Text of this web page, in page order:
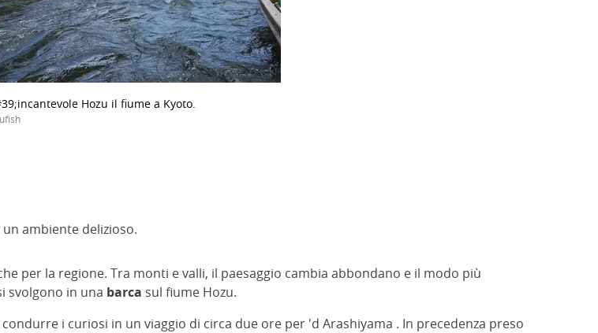
Hozu il fiume a Kyoto.
ambiente delizioso.
per la regione. Tra monti e valli, il paesaggio cambia abbondano e il modo più
svolgono in una barca sul fiume Hozu.
i curiosi in un viaggio di circa due ore per 'd Arashiyama . In precedenza preso